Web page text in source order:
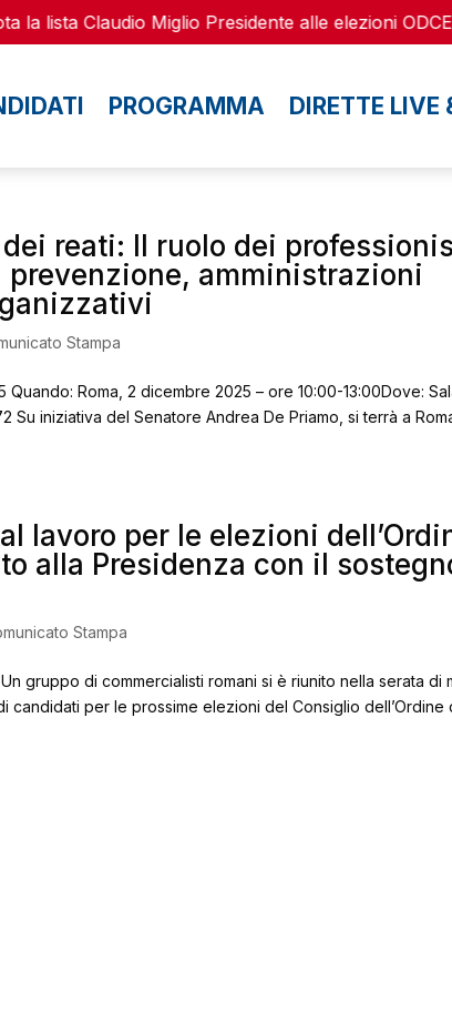
lista Claudio Miglio Presidente alle elezioni ODCEC
PROGRAMMA DIRETTE LIVE
reati: Il ruolo dei
amministrazioni
Stampa
Roma, 2 dicembre 2025 – ore 10:00-13:00Dove:
Su iniziativa del Senatore Andrea De Priamo, si terrà a
lavoro per le elezioni
alla Presidenza con il
Stampa
gruppo di commercialisti romani si è riunito nella serata di
candidati per le prossime elezioni del Consiglio dell’Ordine